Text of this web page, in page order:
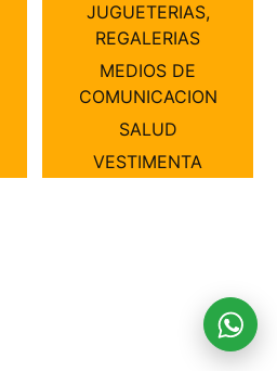
JUGUETERIAS,
REGALERIAS
MEDIOS DE
COMUNICACION
SALUD
VESTIMENTA